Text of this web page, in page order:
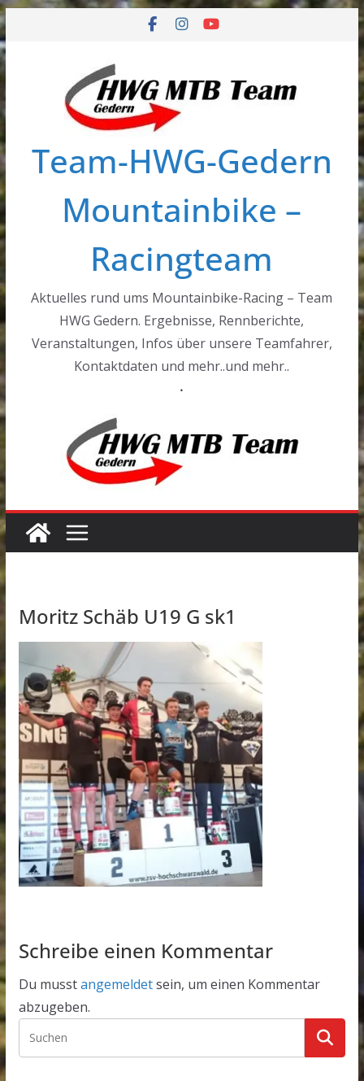
Zum
Inhalt
springen
Team-HWG-Gedern
Mountainbike –
Racingteam
Aktuelles rund ums Mountainbike-Racing – Team
HWG Gedern. Ergebnisse, Rennberichte,
Veranstaltungen, Infos über unsere Teamfahrer,
Kontaktdaten und mehr..und mehr..
.
Moritz Schäb U19 G sk1
Schreibe einen Kommentar
Du musstangemeldetsein, um einen Kommentar
abzugeben.